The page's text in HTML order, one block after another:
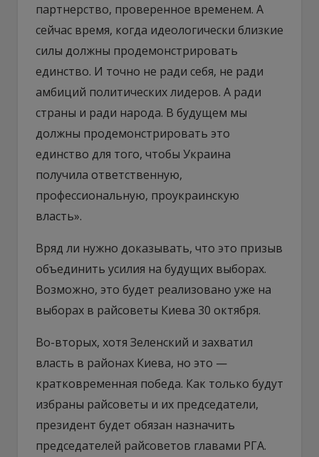
партнерство, проверенное временем. А
сейчас время, когда идеологически близкие
силы должны продемонстрировать
единство. И точно не ради себя, не ради
амбиций политических лидеров. А ради
страны и ради народа. В будущем мы
должны продемонстрировать это
единство для того, чтобы Украина
получила ответственную,
профессиональную, проукраинскую
власть».
Вряд ли нужно доказывать, что это призыв
объединить усилия на будущих выборах.
Возможно, это будет реализовано уже на
выборах в райсоветы Киева 30 октября.
Во-вторых, хотя Зеленский и захватил
власть в районах Киева, но это —
кратковременная победа. Как только будут
избраны райсоветы и их председатели,
президент будет обязан назначить
председателей райсоветов главами РГА.